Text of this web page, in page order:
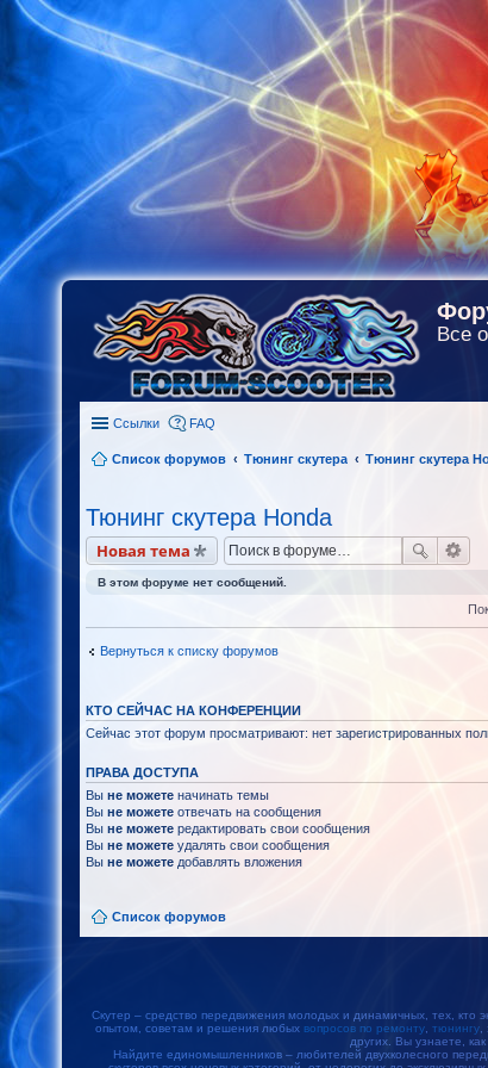
Все
Ссылки FAQ
Список форумов Тюнинг скутера Тюнинг скутера
Тюнинг скутера Honda
Новая тема
В этом форуме нет сообщений.
Вернуться к списку форумов
КТО СЕЙЧАС НА КОНФЕРЕНЦИИ
Сейчас этот форум просматривают: нет зарегистрированных
ПРАВА ДОСТУПА
Выне можете начинать темы
Выне можете отвечать на сообщения
Выне можете редактировать свои сообщения
Выне можете удалять свои сообщения
Выне можете добавлять вложения
Список форумов
Скутер – средство передвижения молодых и динамичных, тех, кто
опытом, советам и решения любых вопросов по ремонту, тюнингу,
других. Вы узнаете,
Найдите единомышленников – любителей двухколесного